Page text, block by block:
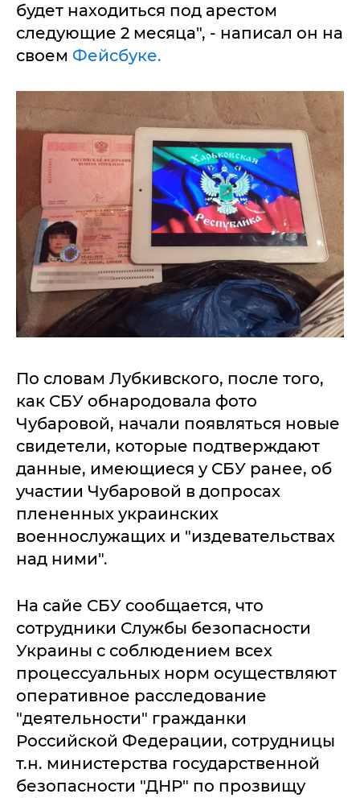
будет находиться под арестом
следующие 2 месяца", - написал он на
своем Фейсбуке.
По словам Лубкивского, после того,
как СБУ обнародовала фото
Чубаровой, начали появляться новые
свидетели, которые подтверждают
данные, имеющиеся у СБУ ранее, об
участии Чубаровой в допросах
плененных украинских
военнослужащих и "издевательствах
над ними".
На сайе СБУ сообщается, что
сотрудники Службы безопасности
Украины с соблюдением всех
процессуальных норм осуществляют
оперативное расследование
"деятельности" гражданки
Российской Федерации, сотрудницы
т.н. министерства государственной
безопасности "ДНР" по прозвищу